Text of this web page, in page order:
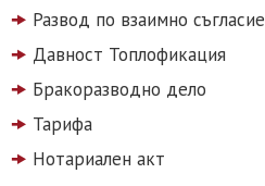
Развод по взаимно съгласие
Давност Топлофикация
Бракоразводно дело
Тарифа
Нотариален акт